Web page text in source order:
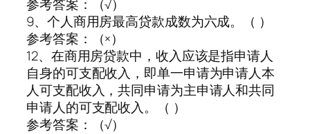
参考答案：（√）
9、个人商用房最高贷款成数为六成。（ ）
参考答案：（×）
12、在商用房贷款中，收入应该是指申请人
自身的可支配收入，即单一申请为申请人本
人可支配收入，共同申请为主申请人和共同
申请人的可支配收入。（ ）
参考答案：（√）